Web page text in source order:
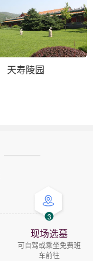
天寿陵园
3
现场选墓
可自驾或乘坐免费班
车前往